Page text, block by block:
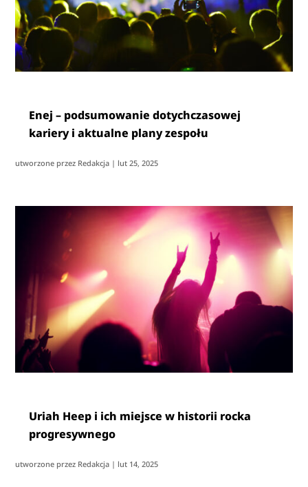
Enej – podsumowanie dotychczasowej
kariery i aktualne plany zespołu
utworzone przez Redakcja | lut 25, 2025
Uriah Heep i ich miejsce w historii rocka
progresywnego
utworzone przez Redakcja | lut 14, 2025